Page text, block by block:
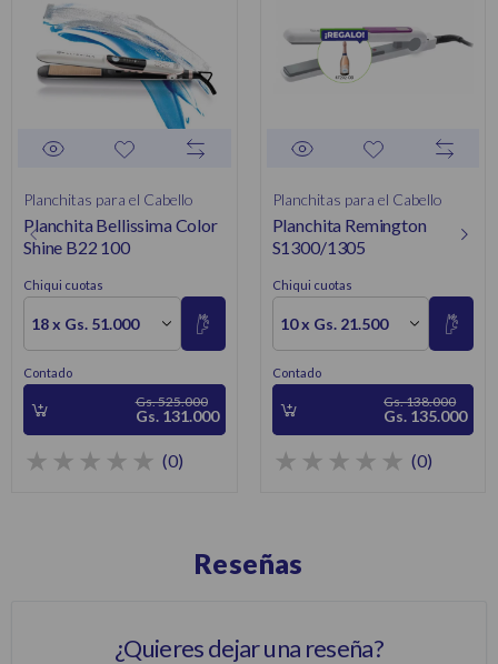
Planchitas para el Cabello
Planchita Bellissima Color
Shine B22 100
Chiqui cuotas
18 x Gs. 51.000
Contado
Gs. 525.000
Gs. 131.000
(0)
Planchitas para el Cabello
Planchita Remington
S1300/1305
Chiqui cuotas
10 x Gs. 21.500
Contado
Gs. 138.000
Gs. 135.000
(0)
Reseñas
¿Quieres dejar una reseña?